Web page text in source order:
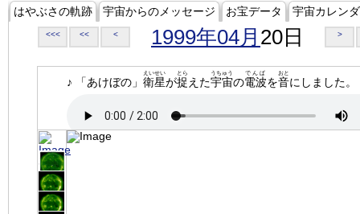
はやぶさの軌跡 宇宙からのメッセージ お宝データ 宇宙カレン
<<< << < 1999年04月 20日 >
♪ 「あけぼの」 衛星
えいせい
が捉
とら
えた宇宙
うちゅう
の電波
でんぱ
を音
おと
にしました。